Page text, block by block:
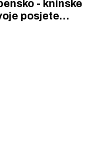
- kninske
posjete